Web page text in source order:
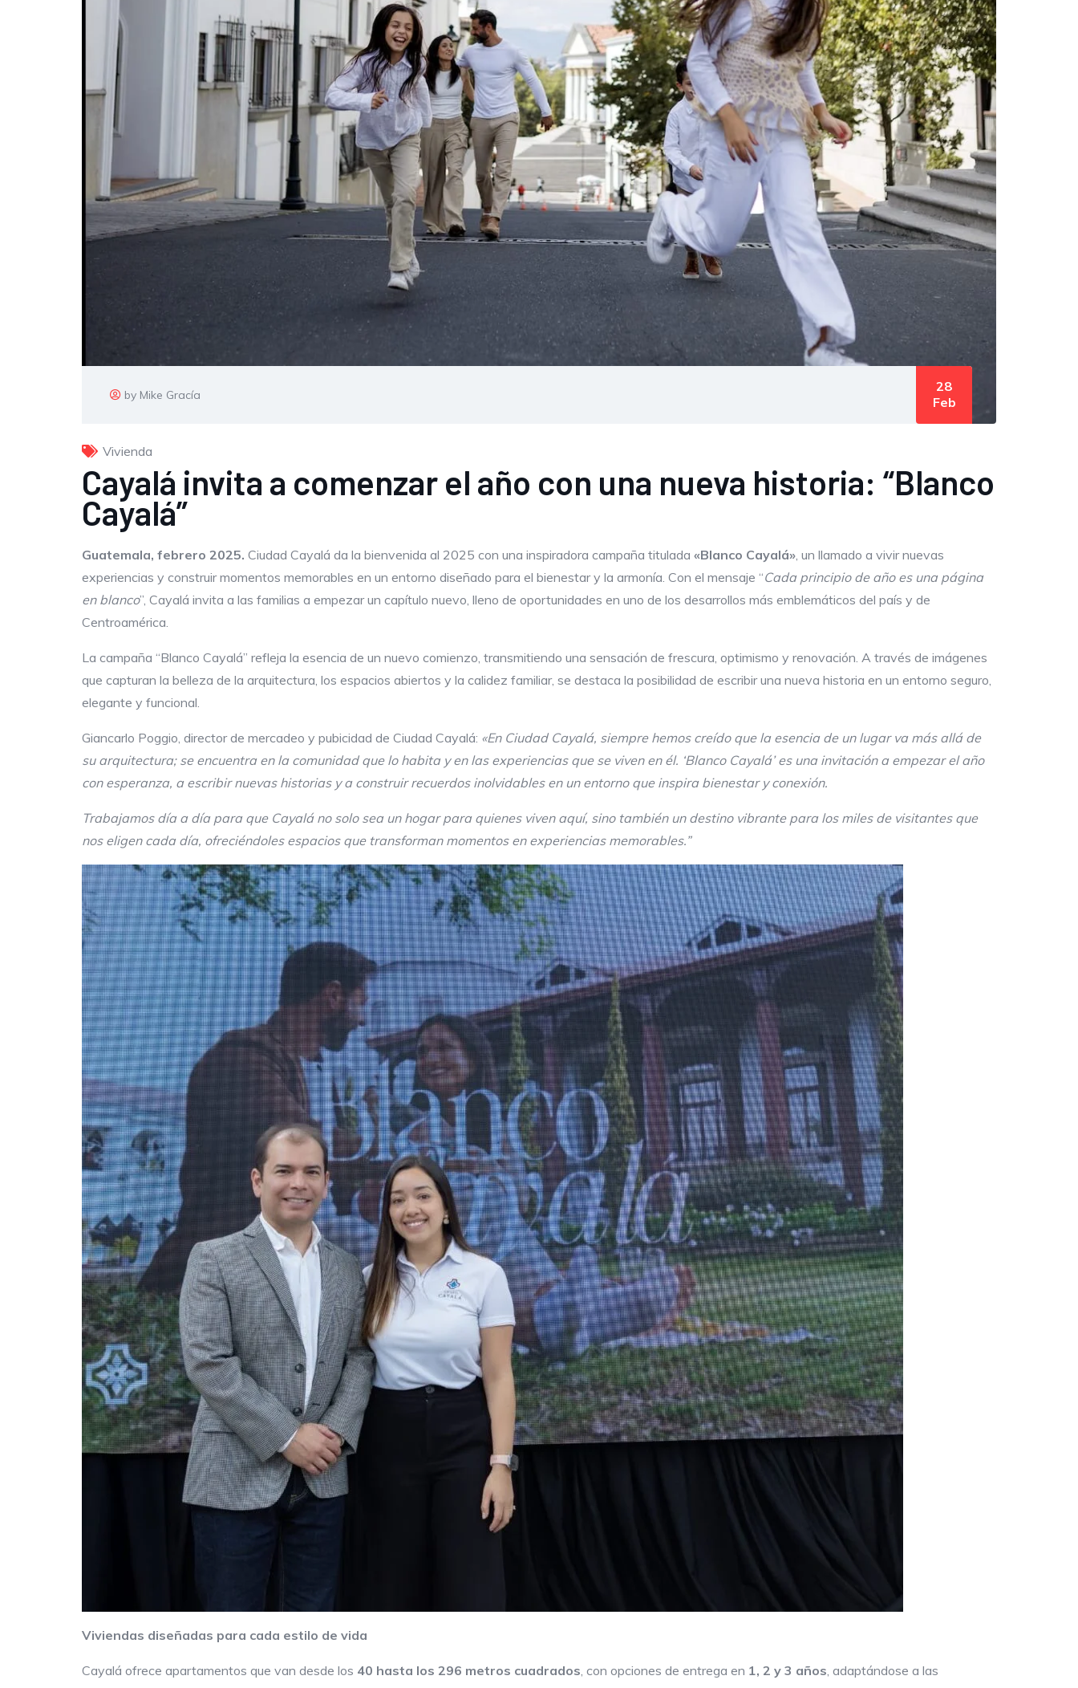
by Mike Gracía
28
Feb
Vivienda
Cayalá invita a comenzar el año con una nueva historia: “Blanco
Cayalá”
Guatemala, febrero 2025. Ciudad Cayalá da la bienvenida al 2025 con una inspiradora campaña titulada «Blanco Cayalá», un llamado a vivir nuevas
experiencias y construir momentos memorables en un entorno diseñado para el bienestar y la armonía. Con el mensaje “Cada principio de año es una página
en blanco”, Cayalá invita a las familias a empezar un capítulo nuevo, lleno de oportunidades en uno de los desarrollos más emblemáticos del país y de
Centroamérica.
La campaña “Blanco Cayalá” refleja la esencia de un nuevo comienzo, transmitiendo una sensación de frescura, optimismo y renovación. A través de imágenes
que capturan la belleza de la arquitectura, los espacios abiertos y la calidez familiar, se destaca la posibilidad de escribir una nueva historia en un entorno seguro,
elegante y funcional.
Giancarlo Poggio, director de mercadeo y pubicidad de Ciudad Cayalá: «En Ciudad Cayalá, siempre hemos creído que la esencia de un lugar va más allá de
su arquitectura; se encuentra en la comunidad que lo habita y en las experiencias que se viven en él. ‘Blanco Cayalá’ es una invitación a empezar el año
con esperanza, a escribir nuevas historias y a construir recuerdos inolvidables en un entorno que inspira bienestar y conexión.
Trabajamos día a día para que Cayalá no solo sea un hogar para quienes viven aquí, sino también un destino vibrante para los miles de visitantes que
nos eligen cada día, ofreciéndoles espacios que transforman momentos en experiencias memorables.”
Viviendas diseñadas para cada estilo de vida
Cayalá ofrece apartamentos que van desde los 40 hasta los 296 metros cuadrados, con opciones de entrega en 1, 2 y 3 años, adaptándose a las